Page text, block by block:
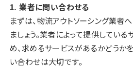
1. 業者に問い合わせる
まずは、物流アウトソーシング業者
ましょう。業者によって提供してい
め、求めるサービスがあるかどうか
い合わせは大切です。